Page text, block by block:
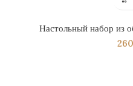
Настольный набор из